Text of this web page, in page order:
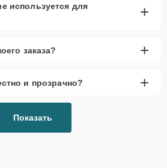
используется для
+
заказа? +
и прозрачно? +
Показать